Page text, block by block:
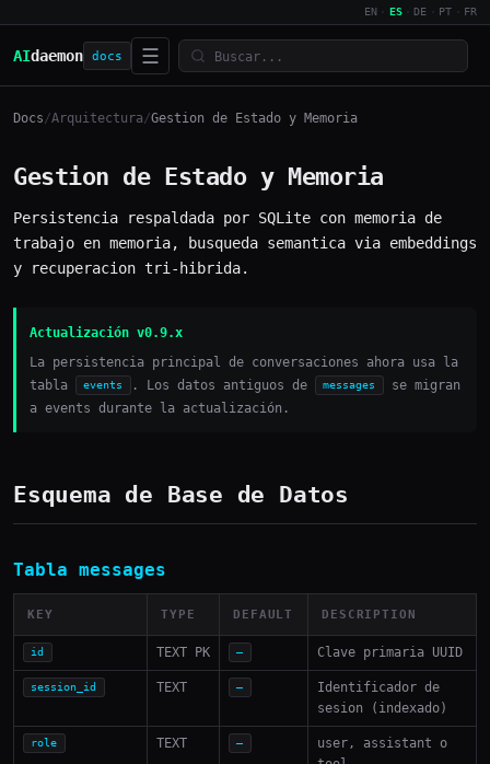
EN ES DE PT FR
AIdaemon docs ☰
Docs/Arquitectura/Gestion de Estado y Memoria
Gestion de Estado y Memoria
Persistencia respaldada por SQLite con memoria de
trabajo en memoria, busqueda semantica via embeddings
y recuperacion tri-hibrida.
Actualización v0.9.x
La persistencia principal de conversaciones ahora usa la
tabla
events . Los datos antiguos de messages
se migran
a events durante la actualización.
Esquema de Base de Datos
Tabla messages
KEY TYPE DEFAULT DESCRIPTION
id TEXT PK — Clave primaria UUID
session_id TEXT —
Identificador de
sesion (indexado)
role TEXT —
user, assistant o